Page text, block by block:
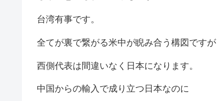
台湾有事です。
全てが裏で繋がる米中が睨み合う構図ですが
西側代表は間違いなく日本になります。
中国からの輸入で成り立つ日本なのに